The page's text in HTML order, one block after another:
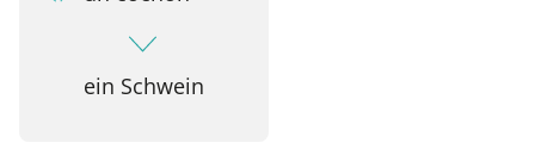
ein Schwein